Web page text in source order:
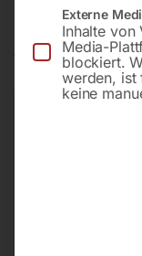
Externe
Inhalte
Media-
blockiert.
werden, ist
keine